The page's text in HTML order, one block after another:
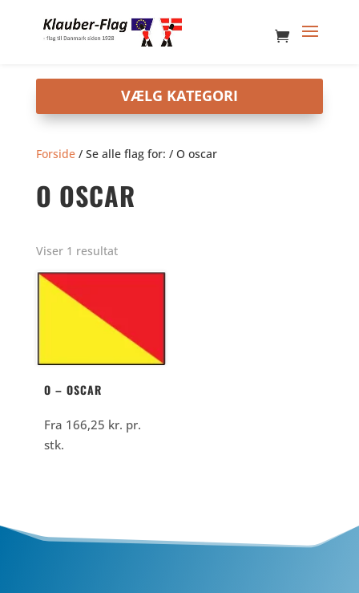
Forside/ Se alle flag for: / O oscar
O OSCAR
Viser 1 resultat
O – OSCAR
Fra 166,25 kr. pr.
stk.